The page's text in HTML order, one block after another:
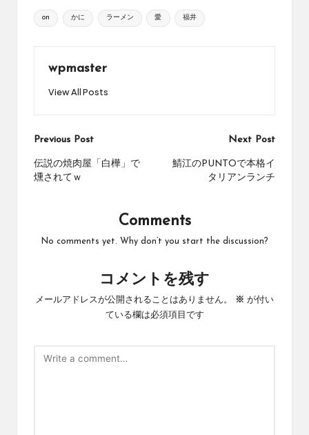
Tags:
on かに ラーメン 愛 福井
wpmaster
View All Posts
Post
navigation
Previous Post
伝説の焼肉屋「白樺」で
燻されてｗ
Next Post
鯖江のPUNTOで本格イ
タリアンランチ
Comments
No comments yet. Why don’t you start the discussion?
コメントを残す
メールアドレスが公開されることはありません。 ※ が付い
ている欄は必須項目です